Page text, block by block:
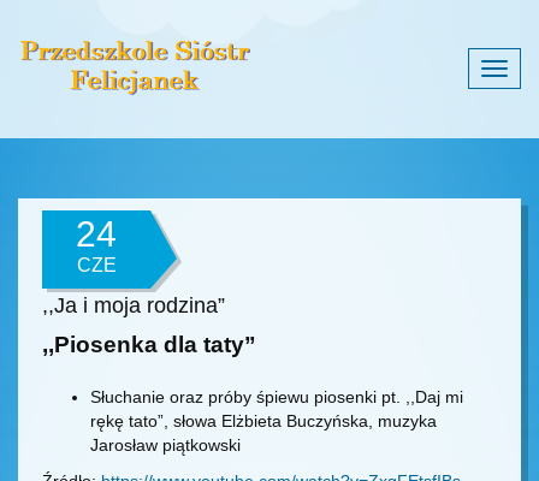
24
CZE
,,Ja i moja rodzina”
,,Piosenka dla taty”
Słuchanie oraz próby śpiewu piosenki pt. ,,Daj mi
rękę tato”, słowa Elżbieta Buczyńska, muzyka
Jarosław piątkowski